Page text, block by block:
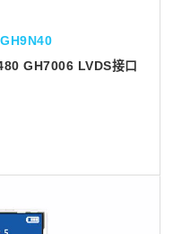
GH7006 LVDS接口